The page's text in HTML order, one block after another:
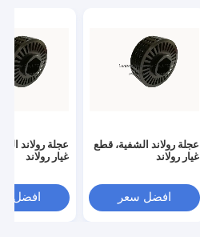
عجلة رولاند الشفية، قطع
غيار رولاند
افضل سعر
عجلة رولاند
غيار رولاند
افضل